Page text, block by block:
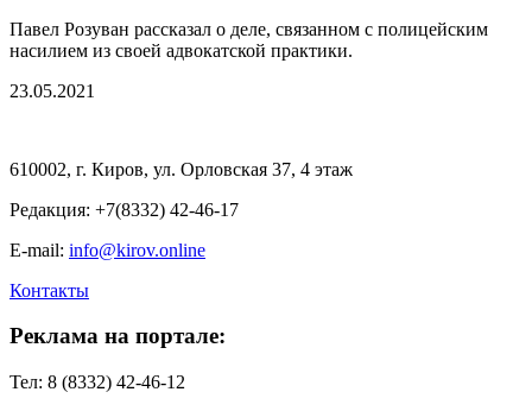
Павел Розуван рассказал о деле, связанном с полицейским
насилием из своей адвокатской практики.
23.05.2021
610002, г. Киров, ул. Орловская 37, 4 этаж
Редакция: +7(8332) 42-46-17
E-mail: info@kirov.online
Контакты
Реклама на портале:
Тел: 8 (8332) 42-46-12